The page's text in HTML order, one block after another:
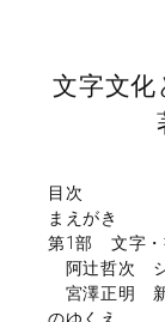
文字文化
目次
まえがき
第1部 文字・
阿辻哲次 シ
宮澤正明 新
のゆくえ